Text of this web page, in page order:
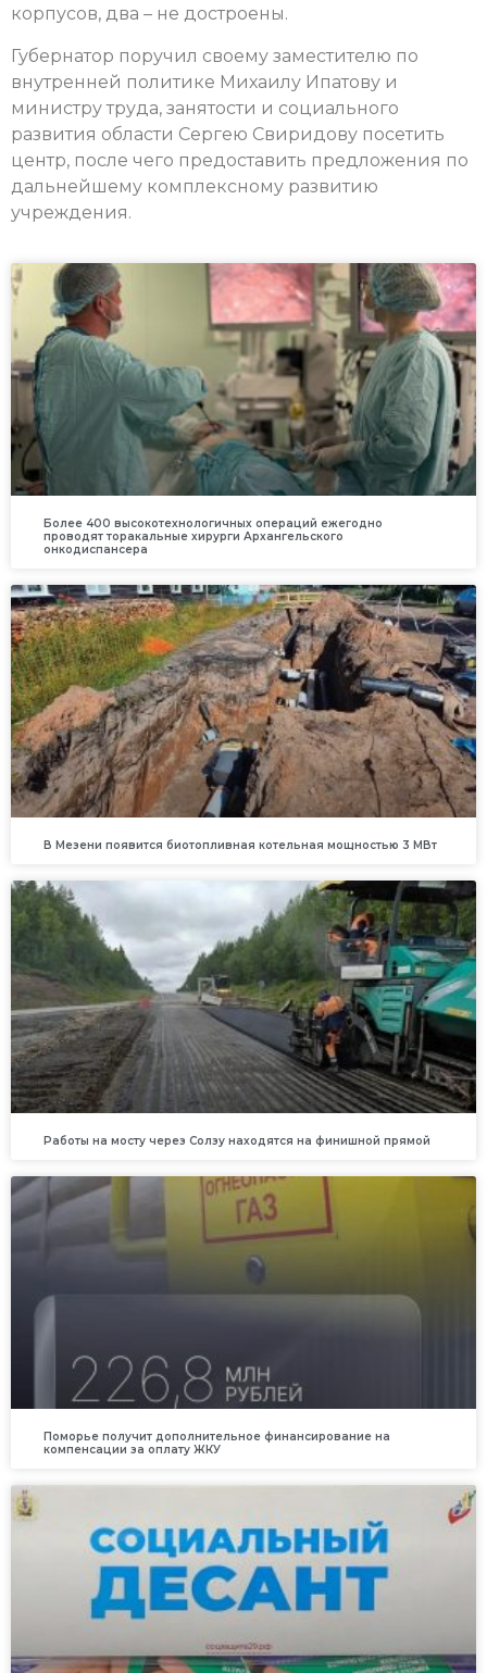
корпусов, два – не достроены.
Губернатор поручил своему заместителю по
внутренней политике Михаилу Ипатову и
министру труда, занятости и социального
развития области Сергею Свиридову посетить
центр, после чего предоставить предложения по
дальнейшему комплексному развитию
учреждения.
Более 400 высокотехнологичных операций ежегодно
проводят торакальные хирурги Архангельского
онкодиспансера
В Мезени появится биотопливная котельная мощностью 3 МВт
Работы на мосту через Солзу находятся на финишной прямой
Поморье получит дополнительное финансирование на
компенсации за оплату ЖКУ